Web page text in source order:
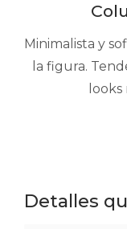
Minimalista y
la figura.
Detalles